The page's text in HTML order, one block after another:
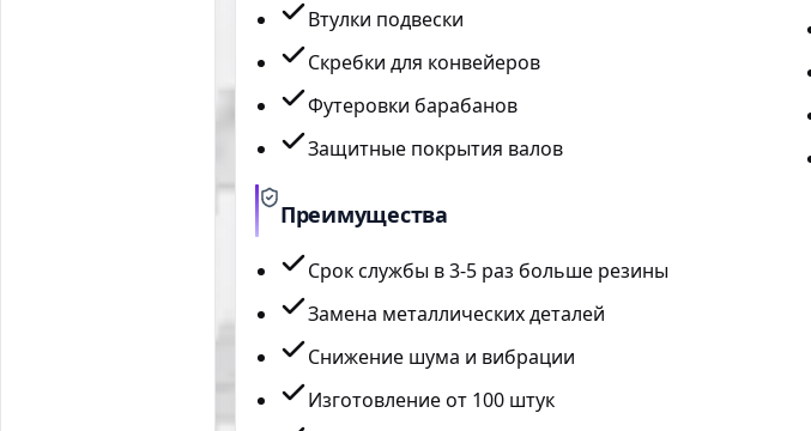
Втулки подвески
Скребки для конвейеров
Футеровки барабанов
Защитные покрытия валов
Преимущества
Срок службы в 3-5 раз больше резины
Замена металлических деталей
Снижение шума и вибрации
Изготовление от 100 штук